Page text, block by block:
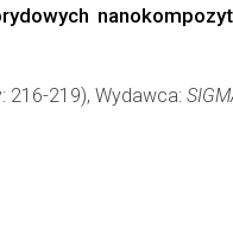
216-219), Wydawca: